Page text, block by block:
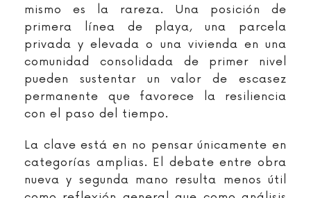
mismo es la rareza. Una posición de
primera línea de playa, una parcela
privada y elevada o una vivienda en una
comunidad consolidada de primer nivel
pueden sustentar un valor de escasez
permanente que favorece la resiliencia
con el paso del tiempo.
La clave está en no pensar únicamente en
categorías amplias. El debate entre obra
nueva y segunda mano resulta menos útil